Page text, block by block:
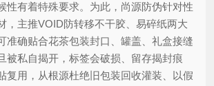
性有着特殊要求。为此，尚源防伪针对性
，主推VOID防转移不干胶、易碎纸两大
准确贴合花茶包装封口、罐盖、礼盒接缝
被私自揭开，标签会破损、留存揭封痕
复用，从根源杜绝旧包装回收灌装、以假